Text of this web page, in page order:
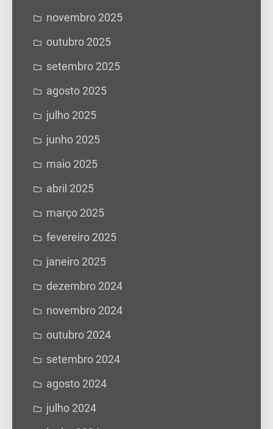
novembro 2025
outubro 2025
setembro 2025
agosto 2025
julho 2025
junho 2025
maio 2025
abril 2025
março 2025
fevereiro 2025
janeiro 2025
dezembro 2024
novembro 2024
outubro 2024
setembro 2024
agosto 2024
julho 2024